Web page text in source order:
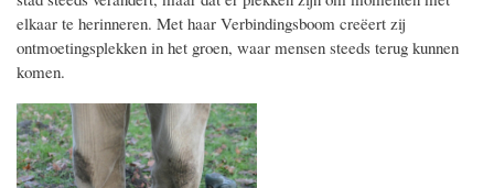
elkaar te herinneren. Met haar Verbindingsboom creëert zij
ontmoetingsplekken in het groen, waar mensen steeds terug kunnen
komen.